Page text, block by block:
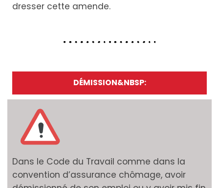
dresser cette amende.
DÉMISSION&NBSP:
Dans le Code du Travail comme dans la
convention d’assurance chômage, avoir